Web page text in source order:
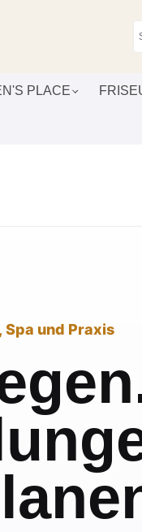
PLACE
und Praxis